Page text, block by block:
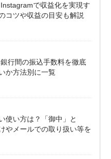
Instagramで収益化を実現す
コツや収益の目安も解説
銀行間の振込手数料を徹底
か方法別に一覧
使い方は？「御中」と
やメールでの取り扱い等を